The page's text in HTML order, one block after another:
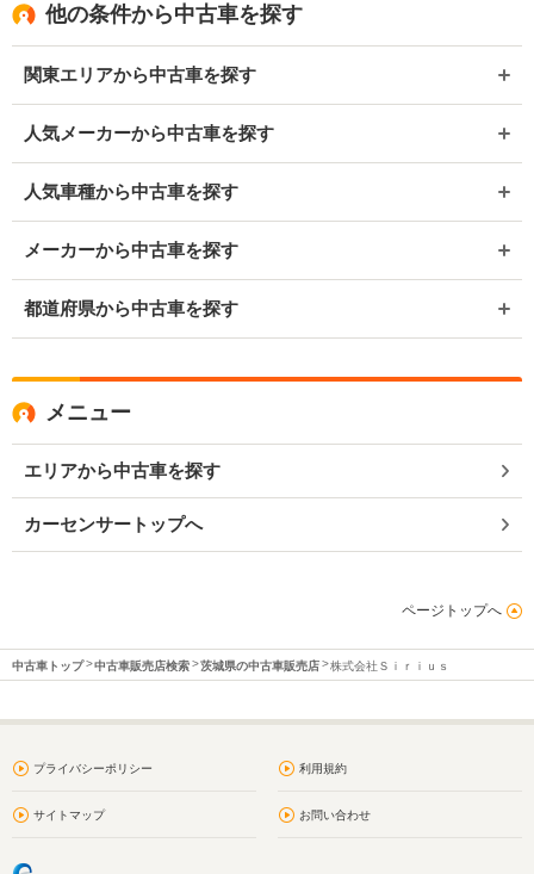
他の条件から中古車を探す
関東エリアから中古車を探す
人気メーカーから中古車を探す
人気車種から中古車を探す
メーカーから中古車を探す
都道府県から中古車を探す
メニュー
エリアから中古車を探す
カーセンサートップへ
ページトップへ
中古車トップ 中古車販売店検索 茨城県の中古車販売店 株式会社Ｓｉｒｉｕｓ
プライバシーポリシー 利用規約
サイトマップ お問い合わせ